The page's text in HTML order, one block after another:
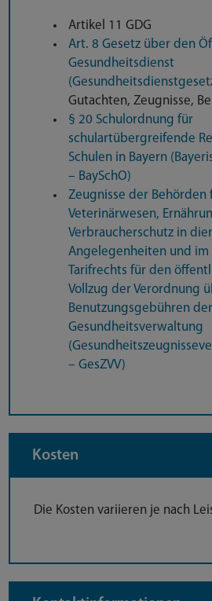
Artikel 11 GDG
Art. 8 Gesetz über den
Gesundheitsdienst
Gutachten, Zeugnisse,
§ 20 Schulordnung für
schulartübergreifende
Schulen in Bayern
– BaySchO)
Zeugnisse der Behörden
Veterinärwesen,
Verbraucherschutz in
Angelegenheiten und im
Tarifrechts für den
Vollzug der Verordnung
Benutzungsgebühren der
Gesundheitsverwaltung
– GesZVV)
Kosten
Die Kosten variieren je nach